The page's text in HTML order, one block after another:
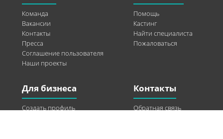
Команда
Вакансии
Контакты
Пресса
Соглашение пользователя
Наши проекты
Помощь
Кастинг
Найти специалиста
Пожаловаться
Для бизнеса
Создать профиль
Контакты
Обратная связь